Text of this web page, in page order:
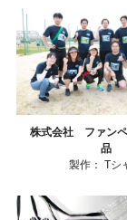
株式会社 ファン
品
製作： Tシ